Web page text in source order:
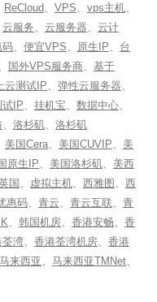
ReCloud、 VPS、 vps主机、
云服务、 云服务器、 云计
码、 便宜VPS、 原生IP、 台
国外VPS服务商、 基于
云测试IP、 弹性云服务器、
试IP、 挂机宝、 数据中心、
、 洛杉矶、 洛杉矶
美国Cera、 美国CUVIP、 美
原生IP、 美国洛杉矶、 美西
国 、 虚拟主机、 西雅图 、 西
惠码、 青云、 青云互联、 青
、 韩国机房、 香港安畅、 香
荃湾、 香港荃湾机房、 香港
马来西亚、 马来西亚TMNet、